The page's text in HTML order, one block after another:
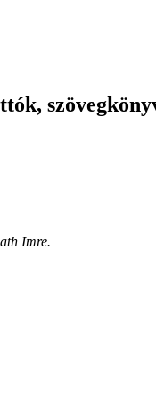
Imre.